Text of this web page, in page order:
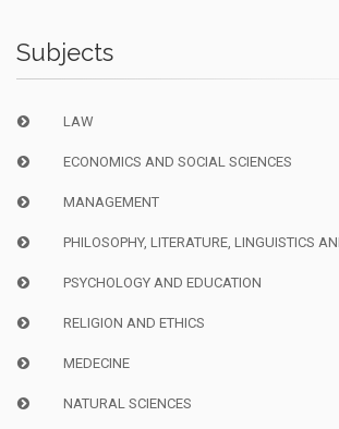
Subjects
LAW
ECONOMICS AND SOCIAL SCIENCES
MANAGEMENT
PHILOSOPHY, LITERATURE, LINGUISTICS
PSYCHOLOGY AND EDUCATION
RELIGION AND ETHICS
MEDECINE
NATURAL SCIENCES